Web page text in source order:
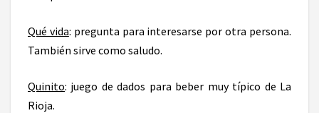
Qué vida: pregunta para interesarse por otra persona.
También sirve como saludo.
Quinito: juego de dados para beber muy típico de La
Rioja.